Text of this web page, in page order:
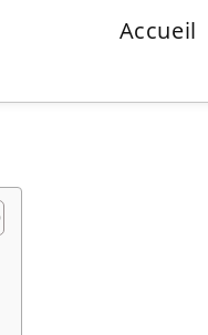
Accueil